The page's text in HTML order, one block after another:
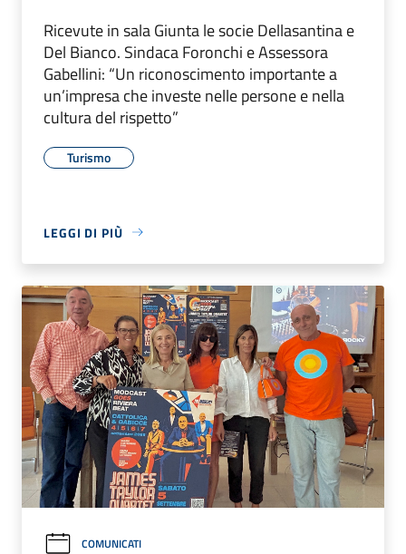
Ricevute in sala Giunta le socie Dellasantina e
Del Bianco. Sindaca Foronchi e Assessora
Gabellini: “Un riconoscimento importante a
un’impresa che investe nelle persone e nella
cultura del rispetto”
Turismo
LEGGI DI PIÙ
COMUNICATI